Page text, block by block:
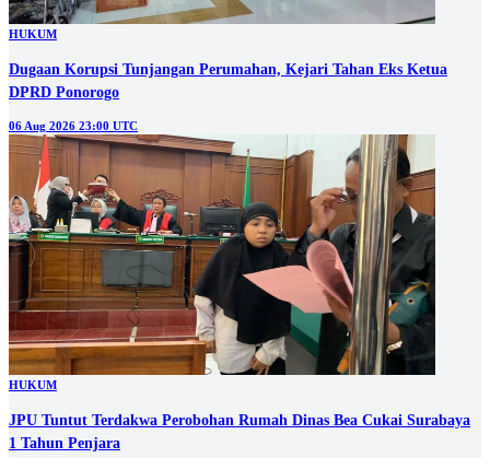
HUKUM
Dugaan Korupsi Tunjangan Perumahan, Kejari Tahan Eks Ketua
DPRD Ponorogo
06 Aug 2026 23:00 UTC
HUKUM
JPU Tuntut Terdakwa Perobohan Rumah Dinas Bea Cukai Surabaya
1 Tahun Penjara